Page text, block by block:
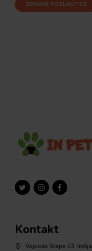
ZDRAVE POSLASTICE
Kontakt
Vojvode Stepe 53, Inđija